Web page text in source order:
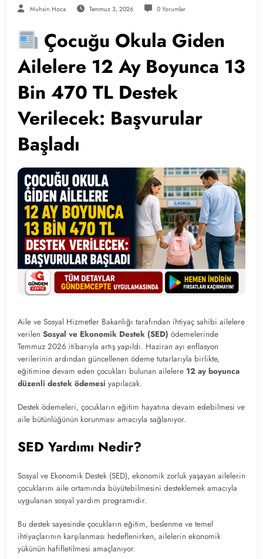
Muhsin Hoca Temmuz 3, 2026 0 Yorumlar
Çocuğu Okula Giden
Ailelere 12 Ay Boyunca 13
Bin 470 TL Destek
Verilecek: Başvurular
Başladı
Aile ve Sosyal Hizmetler Bakanlığı tarafından ihtiyaç sahibi ailelere
verilen Sosyal ve Ekonomik Destek (SED) ödemelerinde
Temmuz 2026 itibarıyla artış yapıldı. Haziran ayı enflasyon
verilerinin ardından güncellenen ödeme tutarlarıyla birlikte,
eğitimine devam eden çocukları bulunan ailelere 12 ay boyunca
düzenli destek ödemesi yapılacak.
Destek ödemeleri, çocukların eğitim hayatına devam edebilmesi ve
aile bütünlüğünün korunması amacıyla sağlanıyor.
SED Yardımı Nedir?
Sosyal ve Ekonomik Destek (SED), ekonomik zorluk yaşayan ailelerin
çocuklarını aile ortamında büyütebilmesini desteklemek amacıyla
uygulanan sosyal yardım programıdır.
Bu destek sayesinde çocukların eğitim, beslenme ve temel
ihtiyaçlarının karşılanması hedeflenirken, ailelerin ekonomik
yükünün hafifletilmesi amaçlanıyor.